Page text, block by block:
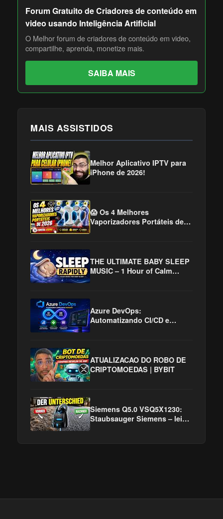
Forum Gratuito de Criadores de conteúdo em
video usando Inteligência Artificial
O Melhor forum de criadores de conteúdo em video,
compartilhe, aprenda, monetize mais.
SAIBA MAIS
MAIS ASSISTIDOS
Melhor Aplicativo IPTV para
iPhone de 2026!
😱 Os 4 Melhores
Vaporizadores Portáteis de
THE ULTIMATE BABY SLEEP
MUSIC – 1 Hour of Calm
Azure DevOps:
Automatizando CI/CD e
ATUALIZACAO DO ROBO DE
CRIPTOMOEDAS | BYBIT
Siemens Q5.0 VSQ5X1230:
Staubsauger Siemens – leise,